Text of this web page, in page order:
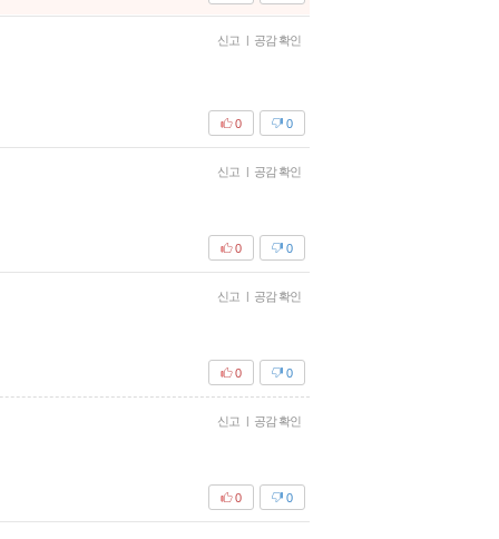
신고 | 공감 확인
0
0
신고 | 공감 확인
0
0
신고 | 공감 확인
0
0
신고 | 공감 확인
0
0